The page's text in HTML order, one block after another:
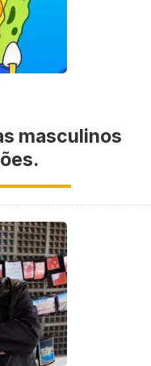
masculinos